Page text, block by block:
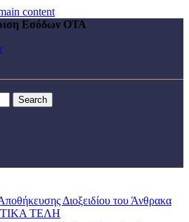
content
Εσόδων ΟΤΑ
Search
Διοξειδίου του Άνθρακα
ΤΕΛΗ